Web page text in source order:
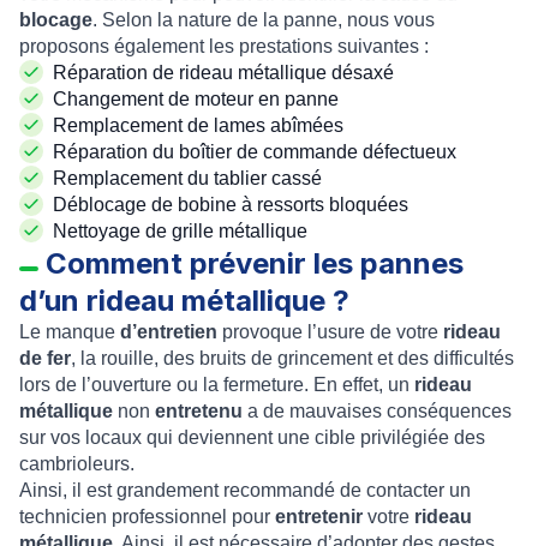
blocage. Selon la nature de la panne, nous vous
proposons également les prestations suivantes :
Réparation de rideau métallique désaxé
Changement de moteur en panne
Remplacement de lames abîmées
Réparation du boîtier de commande défectueux
Remplacement du tablier cassé
Déblocage de bobine à ressorts bloquées
Nettoyage de grille métallique
Comment prévenir les pannes
d’un rideau métallique ?
Le manque d’entretien provoque l’usure de votre rideau
de fer, la rouille, des bruits de grincement et des difficultés
lors de l’ouverture ou la fermeture. En effet, un rideau
métallique non entretenu a de mauvaises conséquences
sur vos locaux qui deviennent une cible privilégiée des
cambrioleurs.
Ainsi, il est grandement recommandé de contacter un
technicien professionnel pour entretenir votre rideau